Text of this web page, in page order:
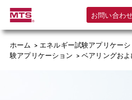
お問い合わ
ホーム > エネルギー試験アプリケーシ
験アプリケーション >ベアリングお